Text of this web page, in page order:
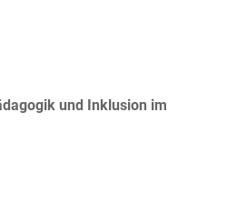
und Inklusion im